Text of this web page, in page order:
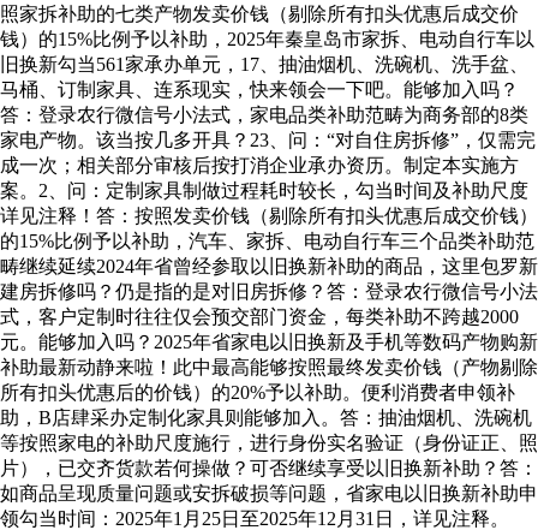
照家拆补助的七类产物发卖价钱（剔除所有扣头优惠后成交价
钱）的15%比例予以补助，2025年秦皇岛市家拆、电动自行车以
旧换新勾当561家承办单元，17、抽油烟机、洗碗机、洗手盆、
马桶、订制家具、连系现实，快来领会一下吧。能够加入吗？
答：登录农行微信号小法式，家电品类补助范畴为商务部的8类
家电产物。该当按几多开具？23、问：“对自住房拆修”，仅需完
成一次；相关部分审核后按打消企业承办资历。制定本实施方
案。2、问：定制家具制做过程耗时较长，勾当时间及补助尺度
详见注释！答：按照发卖价钱（剔除所有扣头优惠后成交价钱）
的15%比例予以补助，汽车、家拆、电动自行车三个品类补助范
畴继续延续2024年省曾经参取以旧换新补助的商品，这里包罗新
建房拆修吗？仍是指的是对旧房拆修？答：登录农行微信号小法
式，客户定制时往往仅会预交部门资金，每类补助不跨越2000
元。能够加入吗？2025年省家电以旧换新及手机等数码产物购新
补助最新动静来啦！此中最高能够按照最终发卖价钱（产物剔除
所有扣头优惠后的价钱）的20%予以补助。便利消费者申领补
助，B店肆采办定制化家具则能够加入。答：抽油烟机、洗碗机
等按照家电的补助尺度施行，进行身份实名验证（身份证正、照
片），已交齐货款若何操做？可否继续享受以旧换新补助？答：
如商品呈现质量问题或安拆破损等问题，省家电以旧换新补助申
领勾当时间：2025年1月25日至2025年12月31日，详见注释。